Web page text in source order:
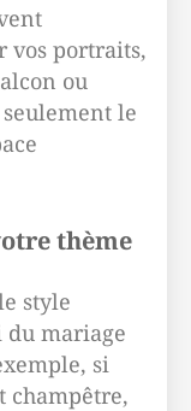
vos portraits,
ou
le
thème
style
du mariage
si
champêtre,